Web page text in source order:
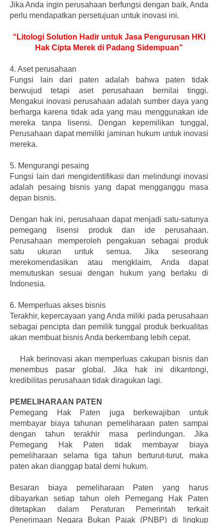
Jika Anda ingin perusahaan berfungsi dengan baik, Anda
perlu mendapatkan persetujuan untuk inovasi ini.
“Litologi Solution Hadir untuk Jasa Pengurusan HKI
Hak Cipta Merek di Padang Sidempuan”
4. Aset perusahaan
Fungsi lain dari paten adalah bahwa paten tidak
berwujud tetapi aset perusahaan bernilai tinggi.
Mengakui inovasi perusahaan adalah sumber daya yang
berharga karena tidak ada yang mau menggunakan ide
mereka tanpa lisensi. Dengan kepemilikan tunggal,
Perusahaan dapat memiliki jaminan hukum untuk inovasi
mereka.
5. Mengurangi pesaing
Fungsi lain dari mengidentifikasi dan melindungi inovasi
adalah pesaing bisnis yang dapat mengganggu masa
depan bisnis.
Dengan hak ini, perusahaan dapat menjadi satu-satunya
pemegang lisensi produk dan ide perusahaan.
Perusahaan memperoleh pengakuan sebagai produk
satu ukuran untuk semua. Jika seseorang
merekomendasikan atau mengklaim, Anda dapat
memutuskan sesuai dengan hukum yang berlaku di
Indonesia.
6. Memperluas akses bisnis
Terakhir, kepercayaan yang Anda miliki pada perusahaan
sebagai pencipta dan pemilik tunggal produk berkualitas
akan membuat bisnis Anda berkembang lebih cepat.
Hak berinovasi akan memperluas cakupan bisnis dan
menembus pasar global. Jika hak ini dikantongi,
kredibilitas perusahaan tidak diragukan lagi.
PEMELIHARAAN PATEN
Pemegang Hak Paten juga berkewajiban untuk
membayar biaya tahunan pemeliharaan paten sampai
dengan tahun terakhir masa perlindungan. Jika
Pemegang Hak Paten tidak membayar biaya
pemeliharaan selama tiga tahun berturut-turut, maka
paten akan dianggap batal demi hukum.
Besaran biaya pemeliharaan Paten yang harus
dibayarkan setiap tahun oleh Pemegang Hak Paten
ditetapkan dalam Peraturan Pemerintah terkait
Penerimaan Negara Bukan Pajak (PNBP) di lingkup